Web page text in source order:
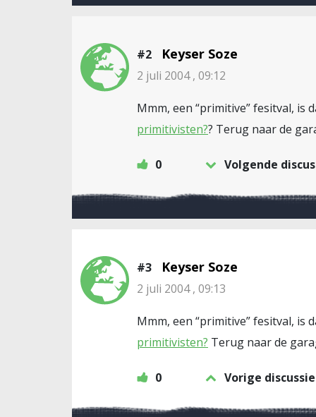
#2 Keyser Soze
2 juli 2004 , 09:12
Mmm, een “primitive” fesitval, is
primitivisten?? Terug naar de
0 Volgende
#3 Keyser Soze
2 juli 2004 , 09:13
Mmm, een “primitive” fesitval, is
primitivisten? Terug naar de
0 Vorige discussie